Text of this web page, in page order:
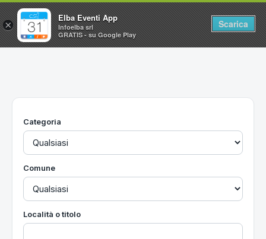
Home
Utilità
Categoria
Comune
Località o titolo
×
Elba Eventi App
Infoelba srl
GRATIS - su Google Play
Scarica